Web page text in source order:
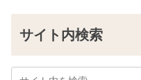
サイト内検索